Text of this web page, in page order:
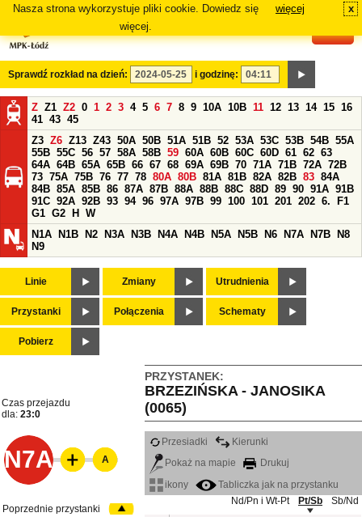
Nasza strona wykorzystuje pliki cookie. Dowiedz się
więcej.
więcej x
Sprawdź rozkład na dzień: i godzinę:
Z Z1 Z2 0 1 2 3 4 5 6 7 8 9 10A 10B 11 12 13 14 15 16
41 43 45
Z3 Z6 Z13 Z43 50A 50B 51A 51B 52 53A 53C 53B 54B 55A
55B 55C 56 57 58A 58B 59 60A 60B 60C 60D 61 62 63
64A 64B 65A 65B 66 67 68 69A 69B 70 71A 71B 72A 72B
73 75A 75B 76 77 78 80A 80B 81A 81B 82A 82B 83 84A
84B 85A 85B 86 87A 87B 88A 88B 88C 88D 89 90 91A 91B
91C 92A 92B 93 94 96 97A 97B 99 100 101 201 202 6.
F1
G1 G2 H
W
N1A
N1B N2 N3A N3B N4A N4B N5A N5B N6 N7A N7B
N8
N9
Linie Zmiany Utrudnienia
Przystanki Połączenia Schematy
Pobierz
PRZYSTANEK:
BRZEZIŃSKA - JANOSIKA
(0065)
Czas przejazdu
dla: 23:0
N7A
Przesiadki
Kierunki
Pokaż na mapie
Drukuj
ikony
Tabliczka jak na przystanku
Nd/Pn i Wt-Pt
Pt/Sb
Sb/Nd
A
Poprzednie przystanki